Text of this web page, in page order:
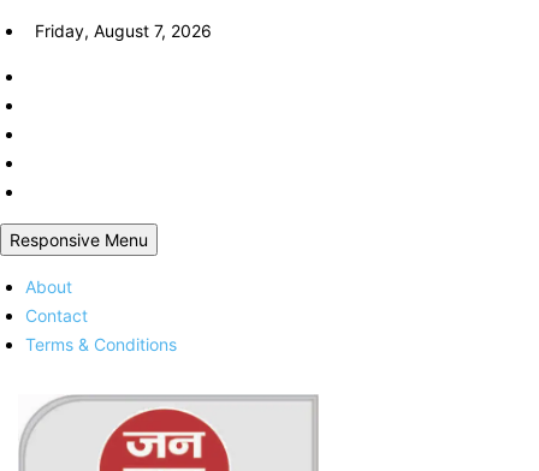
Skip
content
Friday, August 7, 2026
Responsive Menu
About
Contact
Terms & Conditions